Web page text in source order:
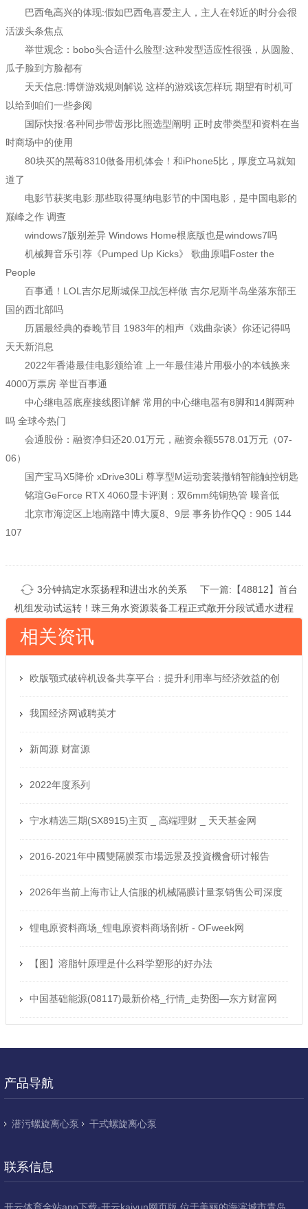
巴西龟高兴的体现:假如巴西龟喜爱主人，主人在邻近的时分会很
活泼头条焦点
举世观念：bobo头合适什么脸型:这种发型适应性很强，从圆脸、
瓜子脸到方脸都有
天天信息:博饼游戏规则解说 这样的游戏该怎样玩 期望有时机可
以给到咱们一些参阅
国际快报:各种同步带齿形比照选型阐明 正时皮带类型和资料在当
时商场中的使用
80块买的黑莓8310做备用机体会！和iPhone5比，厚度立马就知
道了
电影节获奖电影:那些取得戛纳电影节的中国电影，是中国电影的
巅峰之作 调查
windows7版别差异 Windows Home根底版也是windows7吗
机械舞音乐引荐《Pumped Up Kicks》 歌曲原唱Foster the
People
百事通！LOL吉尔尼斯城保卫战怎样做 吉尔尼斯半岛坐落东部王
国的西北部吗
历届最经典的春晚节目 1983年的相声《戏曲杂谈》你还记得吗
天天新消息
2022年香港最佳电影颁给谁 上一年最佳港片用极小的本钱换来
4000万票房 举世百事通
中心继电器底座接线图详解 常用的中心继电器有8脚和14脚两种
吗 全球今热门
会通股份：融资净归还20.01万元，融资余额5578.01万元（07-
06）
国产宝马X5降价 xDrive30Li 尊享型M运动套装撤销智能触控钥匙
铭瑄GeForce RTX 4060显卡评测：双6mm纯铜热管 噪音低
北京市海淀区上地南路中博大厦8、9层 事务协作QQ：905 144
107
3分钟搞定水泵扬程和进出水的关系 下一篇: 【48812】首台
机组发动试运转！珠三角水资源装备工程正式敞开分段试通水进程
相关资讯
欧版颚式破碎机设备共享平台：提升利用率与经济效益的创
新路径
我国经济网诚聘英才
新闻源 财富源
2022年度系列
宁水精选三期(SX8915)主页 _ 高端理财 _ 天天基金网
2016-2021年中國雙隔膜泵市場远景及投資機會研讨報告
2026年当前上海市让人信服的机械隔膜计量泵销售公司深度
解
锂电原资料商场_锂电原资料商场剖析 - OFweek网
【图】溶脂针原理是什么科学塑形的好办法
中国基础能源(08117)最新价格_行情_走势图—东方财富网
产品导航
潜污螺旋离心泵 干式螺旋离心泵
联系信息